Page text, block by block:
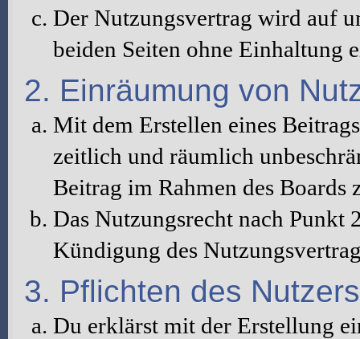
Der Nutzungsvertrag wird auf
beiden Seiten ohne Einhaltung
2. Einräumung von
Mit dem Erstellen eines
zeitlich und räumlich
Beitrag im Rahmen des Boards
Das Nutzungsrecht nach Punkt
Kündigung des
3. Pflichten des Nutzers
Du erklärst mit der Erstellung